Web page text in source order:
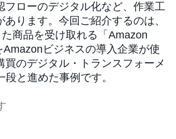
フローのデジタル化など、作業工
ります。今回ご紹介するのは、
商品を受け取れる「Amazon
ビジネスの導入企業が使
買のデジタル・トランスフォーメ
と進めた事例です。